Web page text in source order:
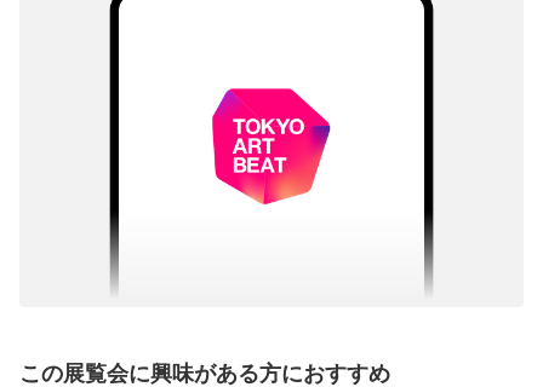
この展覧会に興味がある方におすすめ